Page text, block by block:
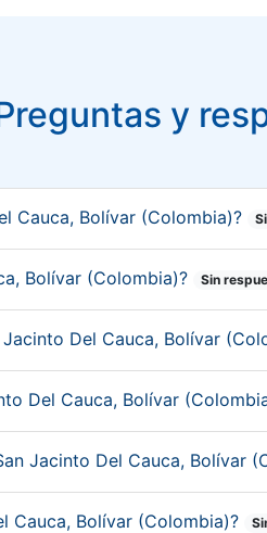
y
Cauca, Bolívar (Colombia)?
Bolívar (Colombia)? Sin
Del Cauca, Bolívar
Del Cauca, Bolívar
Jacinto Del Cauca, Bolívar
Cauca, Bolívar (Colombia)?